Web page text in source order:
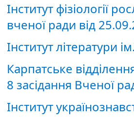
Інститут фізіології
вченої ради від
Інститут літератури
Карпатське
8 засідання Вченої
Інститут